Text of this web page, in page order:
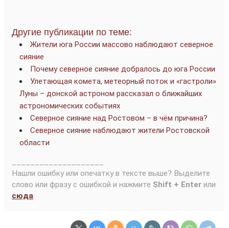
Другие публикации по теме:
Жители юга России массово наблюдают северное
сияние
Почему северное сияние добралось до юга России
Улетающая комета, метеорный поток и «гастроли»
Луны – донской астроном рассказал о ближайших
астрономических событиях
Северное сияние над Ростовом – в чём причина?
Северное сияние наблюдают жители Ростовской
области
Нашли ошибку или опечатку в тексте выше? Выделите
слово или фразу с ошибкой и нажмите Shift + Enter или
сюда.